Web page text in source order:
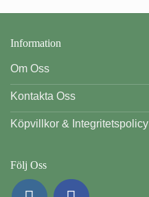
Information
Om Oss
Kontakta Oss
Köpvillkor & Integritetspolicy
Följ Oss